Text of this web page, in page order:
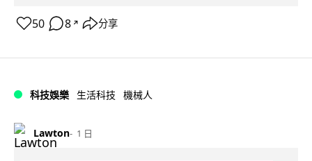
50 8 ↗ 分享
科技娛樂 生活科技 機械人
Lawton 1 日